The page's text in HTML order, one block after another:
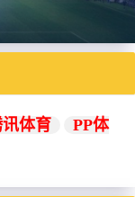
体育
PP体